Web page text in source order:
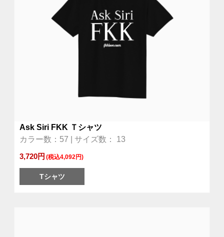
Ask Siri FKK Ｔシャツ
カラー数：57 | サイズ数： 13
3,720円 (税込4,092円)
Tシャツ